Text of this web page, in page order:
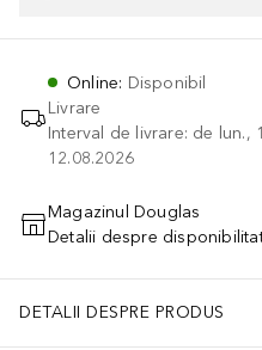
Online: Disponibil
Livrare
Interval de livrare: de lun.,
12.08.2026
Magazinul Douglas
Detalii despre
DETALII DESPRE PRODUS